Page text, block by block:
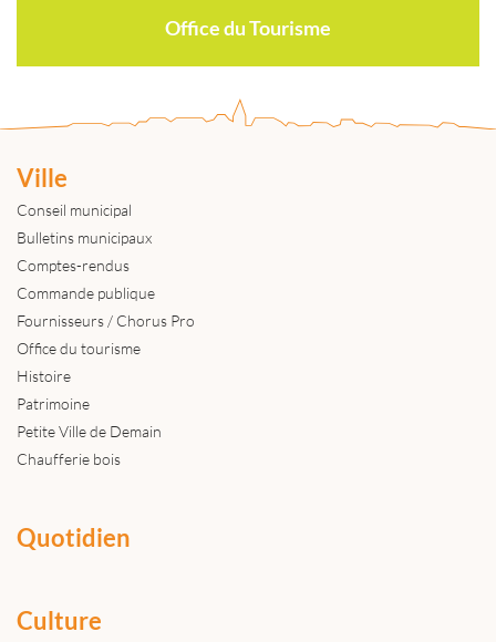
Office du Tourisme
Ville
Conseil municipal
Bulletins municipaux
Comptes-rendus
Commande publique
Fournisseurs / Chorus Pro
Office du tourisme
Histoire
Patrimoine
Petite Ville de Demain
Chaufferie bois
Quotidien
Culture